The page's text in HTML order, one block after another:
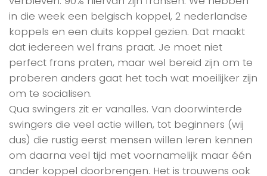
in die week een belgisch koppel, 2 nederlandse
koppels en een duits koppel gezien. Dat maakt
dat iedereen wel frans praat. Je moet niet
perfect frans praten, maar wel bereid zijn om te
proberen anders gaat het toch wat moeilijker zijn
om te socialisen.
Qua swingers zit er vanalles. Van doorwinterde
swingers die veel actie willen, tot beginners (wij
dus) die rustig eerst mensen willen leren kennen
om daarna veel tijd met voornamelijk maar één
ander koppel doorbrengen. Het is trouwens ook